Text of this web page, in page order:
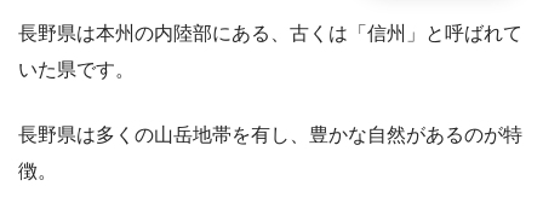
長野県は本州の内陸部にある、古くは「信州」と呼ばれて
いた県です。
長野県は多くの山岳地帯を有し、豊かな自然があるのが特
徴。